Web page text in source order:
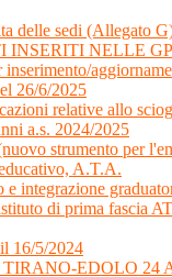
delle sedi (Allegato
INSERITI NELLE
26/6/2025
relative allo
a.s. 2024/2025
strumento per
A.T.A.
integrazione
di prima fascia
16/5/2024
EDOLO 24